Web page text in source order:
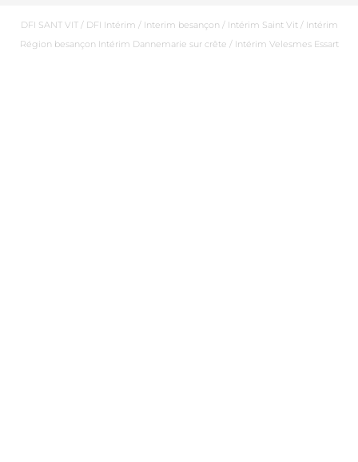
DFI SANT VIT / DFI Intérim / Interim besançon / Intérim Saint Vit / Intérim
Région besançon Intérim Dannemarie sur crête / Intérim Velesmes Essart